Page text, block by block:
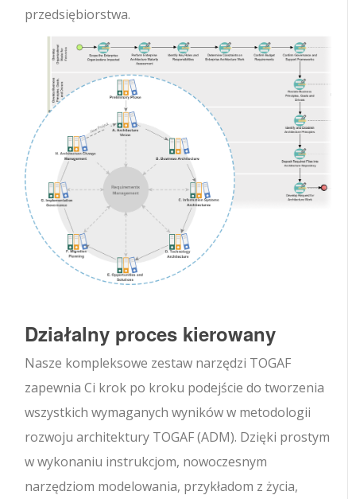
przedsiębiorstwa.
Działalny proces kierowany
Nasze kompleksowe zestaw narzędzi TOGAF
zapewnia Ci krok po kroku podejście do tworzenia
wszystkich wymaganych wyników w metodologii
rozwoju architektury TOGAF (ADM). Dzięki prostym
w wykonaniu instrukcjom, nowoczesnym
narzędziom modelowania, przykładom z życia,